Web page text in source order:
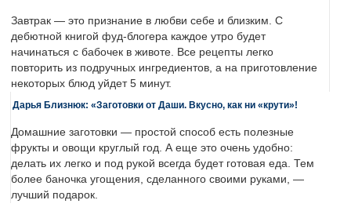
Завтрак — это признание в любви себе и близким. С
дебютной книгой фуд-блогера каждое утро будет
начинаться с бабочек в животе. Все рецепты легко
повторить из подручных ингредиентов, а на приготовление
некоторых блюд уйдет 5 минут.
Дарья Близнюк: «Заготовки от Даши. Вкусно, как ни «крути»!
Домашние заготовки — простой способ есть полезные
фрукты и овощи круглый год. А еще это очень удобно:
делать их легко и под рукой всегда будет готовая еда. Тем
более баночка угощения, сделанного своими руками, —
лучший подарок.